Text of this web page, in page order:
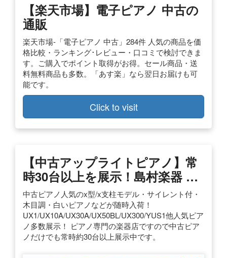
【楽天市場】電子ピアノ 中古の
通販
楽天市場-「電子ピアノ 中古」284件 人気の商品を価
格比較・ランキング･レビュー・口コミで検討できま
す。ご購入でポイント取得がお得。セール商品・送
料無料商品も多数。「あす楽」なら翌日お届けも可
能です。
Click to visit
【中古アップライトピアノ】常
時30台以上を展示！島村楽器 …
中古ピアノ人気のx型/x支柱モデル・サイレント付・
木目調・白いピアノなどが随時入荷！
UX1/UX10A/UX30A/UX50BL/UX300/YUS1他人気ピア
ノ多数展示！ ピアノ専門の楽器店ですので中古ピア
ノだけでも常時約30台以上展示中です。